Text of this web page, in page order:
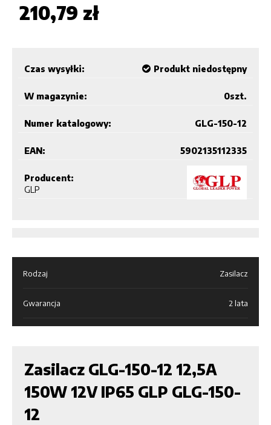
210,79 zł
Czas wysyłki: Produkt niedostępny
W magazynie: szt.
0
Numer katalogowy: GLG-150-12
EAN: 5902135112335
Producent:
GLP
Rodzaj Zasilacz
Gwarancja 2 lata
Zasilacz GLG-150-12 12,5A
150W 12V IP65 GLP GLG-150-
12